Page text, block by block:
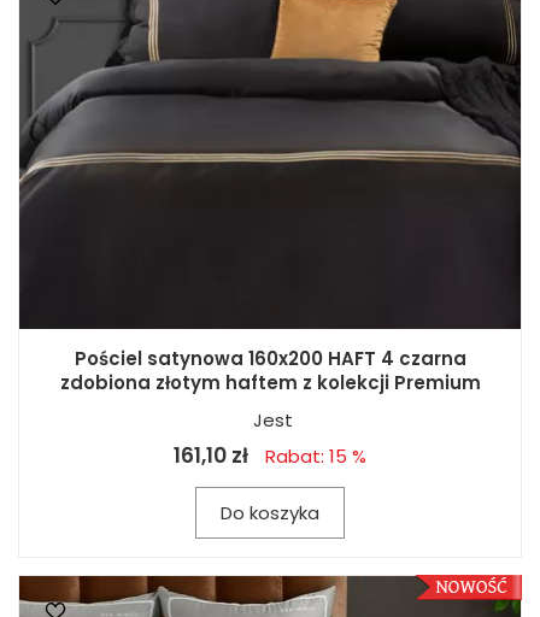
Pościel satynowa 160x200 HAFT 4 czarna
zdobiona złotym haftem z kolekcji Premium
Jest
161,10 zł Rabat: 15 %
Do koszyka